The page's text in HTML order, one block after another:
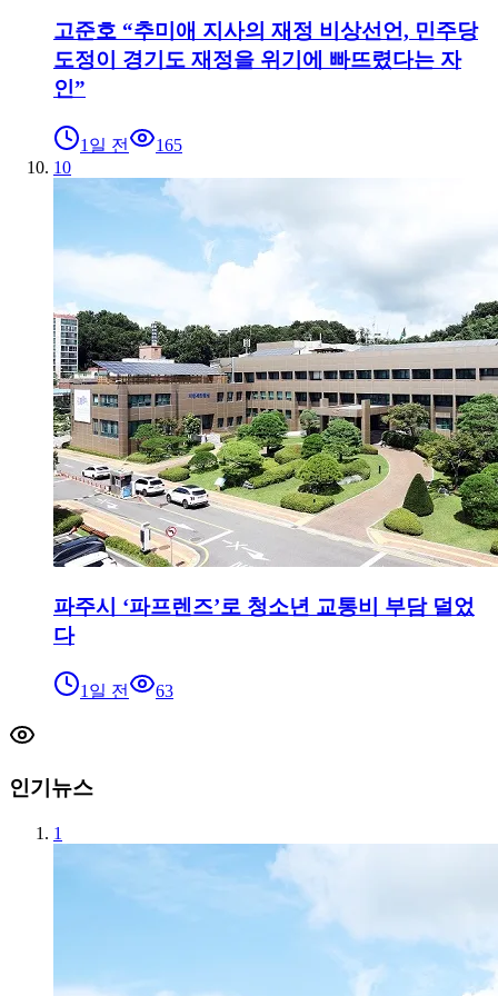
고준호 “추미애 지사의 재정 비상선언, 민주당
도정이 경기도 재정을 위기에 빠뜨렸다는 자
인”
1일 전
165
10
파주시 ‘파프렌즈’로 청소년 교통비 부담 덜었
다
1일 전 63
인기뉴스
1